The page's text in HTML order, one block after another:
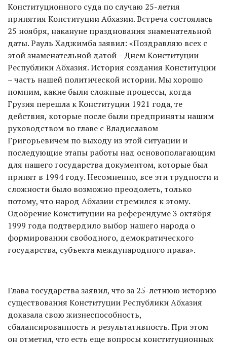
Конституционного суда по случаю 25-летия
принятия Конституции Абхазии. Встреча состоялась
25 ноября, накануне празднования знаменательной
даты. Рауль Хаджимба заявил: «Поздравляю всех с
этой знаменательной датой – Днем Конституции
Республики Абхазия. История создания Конституции
– часть нашей политической истории. Мы хорошо
помним, какие были сложные процессы, когда
Грузия перешла к Конституции 1921 года, те
действия, которые после были предприняты нашим
руководством во главе с Владиславом
Григорьевичем по выходу из этой ситуации и
последующие этапы работы над основополагающим
для нашего государства документом, которые был
принят в 1994 году. Несомненно, все эти трудности и
сложности было возможно преодолеть, только
потому, что народ Абхазии стремился к этому.
Одобрение Конституции на референдуме 3 октября
1999 года подтвердило выбор нашего народа о
формировании свободного, демократического
государства, субъекта международного права».
Глава государства заявил, что за 25-летнюю историю
существования Конституции Республики Абхазия
доказала свою жизнеспособность,
сбалансированность и результативность. При этом
он отметил, что есть еще вопросы конституционных